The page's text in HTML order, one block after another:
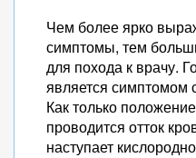
Чем более ярко
симптомы, тем
для похода к врачу.
является симптомом
Как только
проводится отток
наступает